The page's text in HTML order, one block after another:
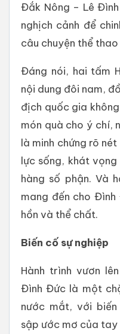
Đắk Nông – Lê
nghịch cảnh để
câu chuyện thể
Đáng nói, hai tấm
nội dung đôi nam,
địch quốc gia
món quà cho ý chí,
là minh chứng rõ
lực sống, khát
hàng số phận. Và
mang đến cho
hồn và thể chất.
Biến cố sự nghiệp
Hành trình vươn
Đình Đức là một
nước mắt, với
sập ước mơ của tay